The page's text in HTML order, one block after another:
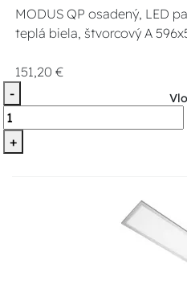
MODUS QP osadený, LED
teplá biela, štvorcový A
151,20 €
-
+